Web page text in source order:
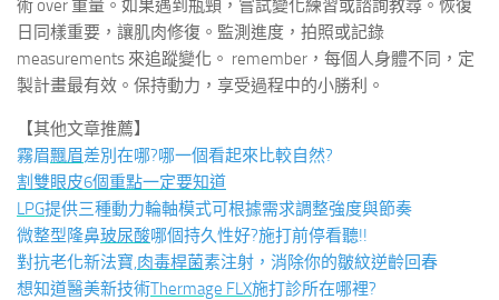
術 over 重量。如果遇到瓶頸，嘗試變化練習或諮詢教尋。恢復
日同樣重要，讓肌肉修復。監測進度，拍照或記錄
measurements 來追蹤變化。 remember，每個人身體不同，定
製計畫最有效。保持動力，享受過程中的小勝利。
【其他文章推薦】
霧眉飄眉差別在哪?哪一個看起來比較自然?
割雙眼皮6個重點一定要知道
LPG提供三種動力輪軸模式可根據需求調整強度與節奏
微整型隆鼻玻尿酸哪個持久性好?施打前停看聽!!
對抗老化新法寶,肉毒桿菌素注射，消除你的皺紋逆齡回春
想知道醫美新技術Thermage FLX施打診所在哪裡?